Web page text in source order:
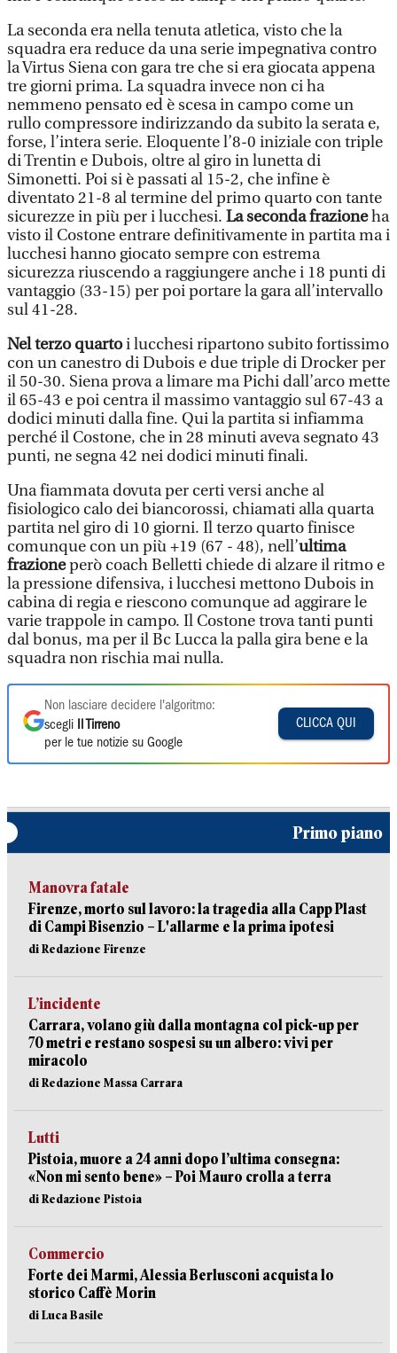
La seconda era nella tenuta atletica, visto che la
squadra era reduce da una serie impegnativa contro
la Virtus Siena con gara tre che si era giocata appena
tre giorni prima. La squadra invece non ci ha
nemmeno pensato ed è scesa in campo come un
rullo compressore indirizzando da subito la serata e,
forse, l’intera serie. Eloquente l’8-0 iniziale con triple
di Trentin e Dubois, oltre al giro in lunetta di
Simonetti. Poi si è passati al 15-2, che infine è
diventato 21-8 al termine del primo quarto con tante
sicurezze in più per i lucchesi. La seconda frazioneha
visto il Costone entrare definitivamente in partita ma i
lucchesi hanno giocato sempre con estrema
sicurezza riuscendo a raggiungere anche i 18 punti di
vantaggio (33-15) per poi portare la gara all’intervallo
sul 41-28.
Nel terzo quartoi lucchesi ripartono subito fortissimo
con un canestro di Dubois e due triple di Drocker per
il 50-30. Siena prova a limare ma Pichi dall’arco mette
il 65-43 e poi centra il massimo vantaggio sul 67-43 a
dodici minuti dalla fine. Qui la partita si infiamma
perché il Costone, che in 28 minuti aveva segnato 43
punti, ne segna 42 nei dodici minuti finali.
Una fiammata dovuta per certi versi anche al
fisiologico calo dei biancorossi, chiamati alla quarta
partita nel giro di 10 giorni. Il terzo quarto finisce
comunque con un più +19 (67 - 48), nell’ultima
frazioneperò coach Belletti chiede di alzare il ritmo e
la pressione difensiva, i lucchesi mettono Dubois in
cabina di regia e riescono comunque ad aggirare le
varie trappole in campo. Il Costone trova tanti punti
dal bonus, ma per il Bc Lucca la palla gira bene e la
squadra non rischia mai nulla.
Non lasciare decidere l'algoritmo:
scegli
Il Tirreno
per le tue notizie su Google
CLICCA QUI
Primo piano
Manovra fatale
Firenze, morto sul lavoro: la tragedia alla Capp Plast
di Campi Bisenzio – L'allarme e la prima ipotesi
di Redazione Firenze
L’incidente
Carrara, volano giù dalla montagna col pick-up per
70 metri e restano sospesi su un albero: vivi per
miracolo
di Redazione Massa Carrara
Lutti
Pistoia, muore a 24 anni dopo l’ultima consegna:
«Non mi sento bene» – Poi Mauro crolla a terra
di Redazione Pistoia
Commercio
Forte dei Marmi, Alessia Berlusconi acquista lo
storico Caffè Morin
di Luca Basile